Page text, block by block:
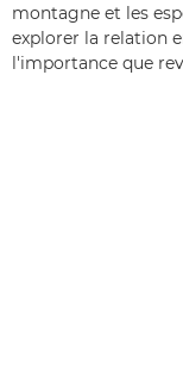
montagne et les
explorer la relation
l'importance que